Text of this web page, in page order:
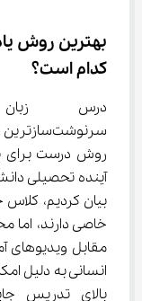
بهترین روش
کدام است؟
درس
آینده تحصیلی
بیان کردیم،
مقابل
انسانی به دلیل